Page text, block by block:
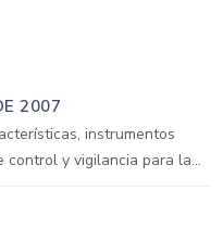
2007
instrumentos
control y vigilancia para la...